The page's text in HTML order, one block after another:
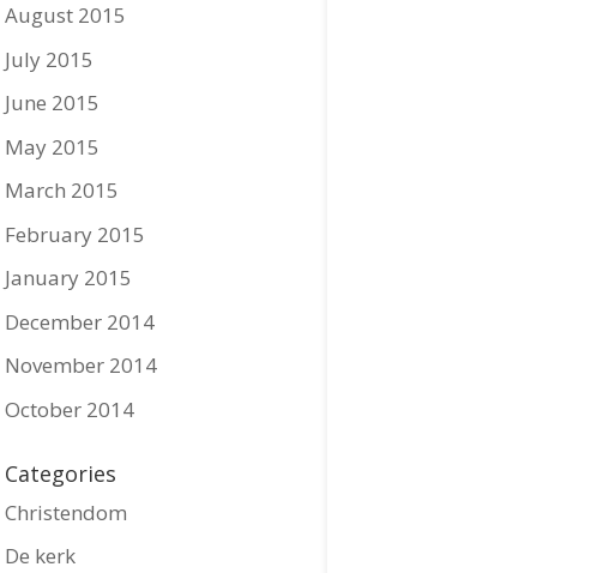
August 2015
July 2015
June 2015
May 2015
March 2015
February 2015
January 2015
December 2014
November 2014
October 2014
Categories
Christendom
De kerk